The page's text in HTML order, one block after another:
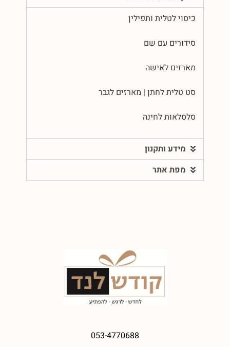
כיסוי לטלית ותפילין
סידורים עם שם
מארזים לאישה
סט טלית לחתן | מארזים לגבר
סלסלאות לחינה
מידע ותקנון
מפת אתר
053-4770688